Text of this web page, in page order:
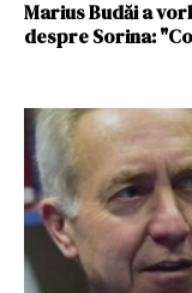
Marius Budăi a
despre Sorina: